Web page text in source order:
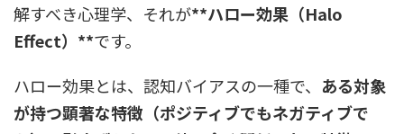
解すべき心理学、それが**ハロー効果（Halo
Effect）**です。
ハロー効果とは、認知バイアスの一種で、 ある対象
が持つ顕著な特徴（ポジティブでもネガティブで